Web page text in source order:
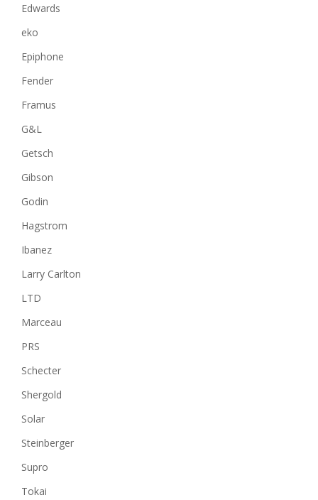
Edwards
eko
Epiphone
Fender
Framus
G&L
Getsch
Gibson
Godin
Hagstrom
Ibanez
Larry Carlton
LTD
Marceau
PRS
Schecter
Shergold
Solar
Steinberger
Supro
Tokai